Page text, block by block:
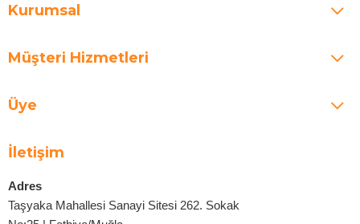
Kurumsal
Müşteri Hizmetleri
Üye
İletişim
Adres
Taşyaka Mahallesi Sanayi Sitesi 262. Sokak